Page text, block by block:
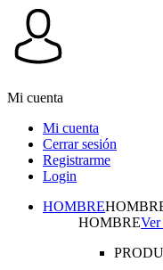
Mi cuenta
Mi cuenta
Cerrar sesión
Registrarme
Login
HOMBRE
HOMBRE